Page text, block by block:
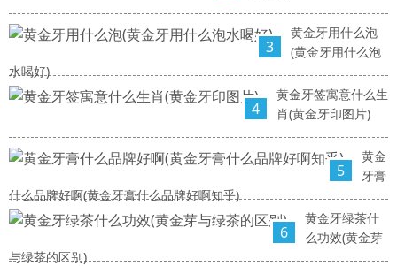
3
黄金牙用什么泡
(黄金牙用什么泡
水喝好)
4
黄金牙签寓意什么生
肖(黄金牙印图片)
5
黄金
牙膏
什么品牌好啊(黄金牙膏什么品牌好啊知乎)
6
黄金牙绿茶什
么功效(黄金芽
与绿茶的区别)